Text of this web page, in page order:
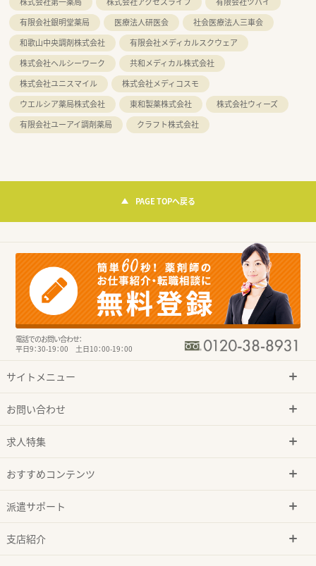
有限会社銀明堂薬局
医療法人研医会
社会医療法人三車会
和歌山中央調剤株式会社
有限会社メディカルスクウェア
株式会社ヘルシーワーク
共和メディカル株式会社
株式会社ユニスマイル
株式会社メディコスモ
ウエルシア薬局株式会社
東和製薬株式会社
株式会社ウィーズ
有限会社ユーアイ調剤薬局
クラフト株式会社
PAGE TOPへ戻る
電話でのお問い合わせ：
平日9：30-19：00 土日10：00-19：00
サイトメニュー
お問い合わせ
求人特集
おすすめコンテンツ
派遣サポート
支店紹介